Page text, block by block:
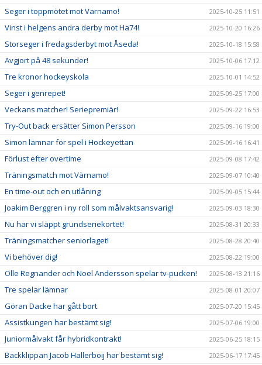
Seger i toppmötet mot Värnamo! 2025-10-25 11:51
Vinst i helgens andra derby mot Ha74! 2025-10-20 16:26
Storseger i fredagsderbyt mot Åseda! 2025-10-18 15:58
Avgjort på 48 sekunder! 2025-10-06 17:12
Tre kronor hockeyskola 2025-10-01 14:52
Seger i genrepet! 2025-09-25 17:00
Veckans matcher! Seriepremiär! 2025-09-22 16:53
Try-Out back ersätter Simon Persson 2025-09-16 19:00
Simon lämnar för spel i Hockeyettan 2025-09-16 16:41
Förlust efter overtime 2025-09-08 17:42
Träningsmatch mot Värnamo! 2025-09-07 10:40
En time-out och en utlåning 2025-09-05 15:44
Joakim Berggren i ny roll som målvaktsansvarig! 2025-09-03 18:30
Nu har vi släppt grundseriekortet! 2025-08-31 20:33
Träningsmatcher seniorlaget! 2025-08-28 20:40
Vi behöver dig! 2025-08-22 19:00
Olle Regnander och Noel Andersson spelar tv-pucken! 2025-08-13 21:16
Tre spelar lämnar 2025-08-01 20:07
Göran Dacke har gått bort. 2025-07-20 15:45
Assistkungen har bestämt sig! 2025-07-06 19:00
Juniormålvakt får hybridkontrakt! 2025-06-25 18:15
Backklippan Jacob Hallerboij har bestämt sig! 2025-06-17 17:45